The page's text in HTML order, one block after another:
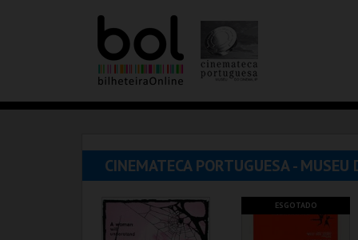
CINEMATECA PORTUGUESA - MUSEU
ESGOTADO